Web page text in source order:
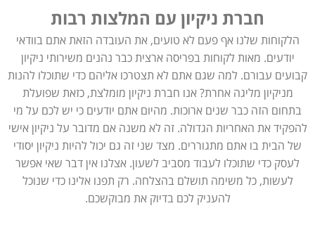
חברת ניקיון עם המלצות רבות
הלקוחות שלנו אף פעם לא טועים, את העובדה הזאת אתם בוודאי
יודעים. מאות לקוחות בפריסה ארצית כבר נהנים משירותי ניקיון
קבועים עבורם. למה שגם אתם לא תצטרכו אליהם כדי שתוכלו להנות
מניקיון מליגה אחרת? אנו חברת ניקיון מומלצת, כזאת שפועלת
בתחום הזה כבר שנים ארוכות. מהיום אתם יודעים כי יש לכם על מי
להפקיד את האחריות הגדולה. זה לא משנה אם מדובר על ניקיון אישי
של הבית בו אתם מתגוררים. מצד שני זה גם יכול להיות ניקיון יסודי
לעסק כדי שתוכלו לעבוד מסביב לשעון. אצלנו אין דבר שאי אפשר
לעשות, כל משימה תושלם בהצלחה. רק תפנו אלינו כדי שנוכל
להעניק לכם בדיוק את מבוקשכם.